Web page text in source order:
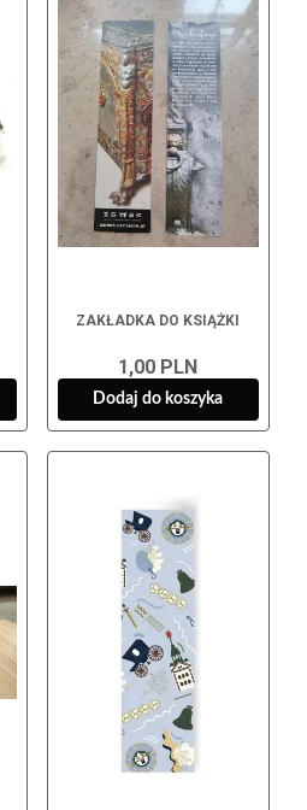
ZAKŁADKA DO KSIĄŻKI
1,00 PLN
Dodaj do koszyka